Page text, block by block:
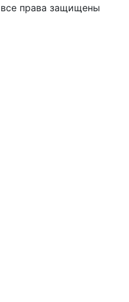
права защищены